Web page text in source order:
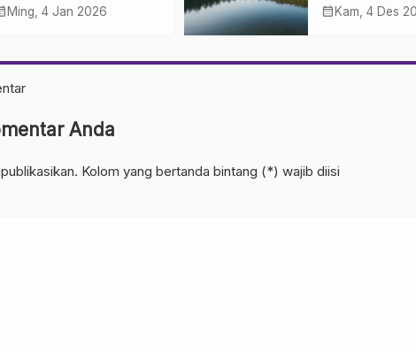
Kumuh
Ming, 4 Jan 2026
di Jalur
calendar_month Kam, 4 Des
Anda
Kolom yang bertanda bintang (*) wajib diisi